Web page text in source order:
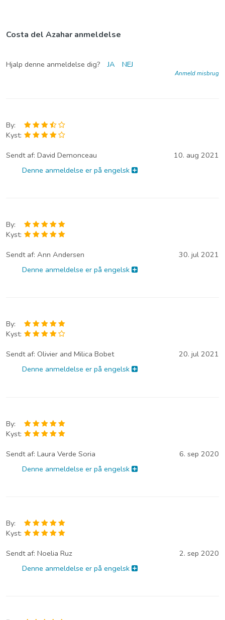
Costa del Azahar anmeldelse
Hjalp denne anmeldelse dig? JA NEJ
Anmeld misbrug
By:
Kyst:
Sendt af: David Demonceau
10. aug 2021
Denne anmeldelse er på engelsk
By:
Kyst:
Sendt af: Ann Andersen
30. jul 2021
Denne anmeldelse er på engelsk
By:
Kyst:
Sendt af: Olivier and Milica Bobet
20. jul 2021
Denne anmeldelse er på engelsk
By:
Kyst:
Sendt af: Laura Verde Soria
6. sep 2020
Denne anmeldelse er på engelsk
By:
Kyst:
Sendt af: Noelia Ruz
2. sep 2020
Denne anmeldelse er på engelsk